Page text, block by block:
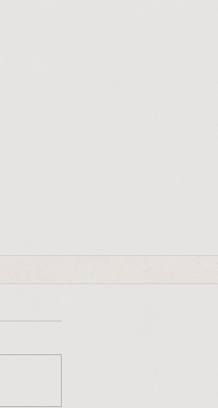
"Jeder Mensch ist ein einmaliger